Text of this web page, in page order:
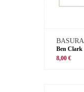
BASURA
Ben Clark
8,00 €